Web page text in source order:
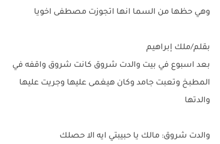
وهي حظها من السما انها اتجوزت مصطفى اخويا
بقلم/ملك إبراهيم
بعد اسبوع في بيت والدت شروق كانت شروق واقفه في
المطبخ وتعبت جامد وكان هيغمى عليها وجريت عليها
والدتها
والدت شروق: مالك يا حبيبتي ايه الا حصلك